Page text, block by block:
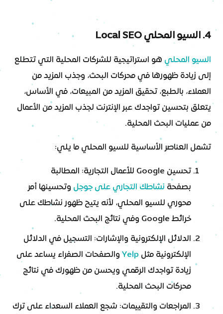
4. السيو المحلي Local SEO
السيو المحلي هو استراتيجية للشركات المحلية التي تتطلع
إلى زيادة ظهورها في محركات البحث، وجذب المزيد من
العملاء، بالطبع، تحقيق المزيد من المبيعات، في الأساس،
يتعلق بتحسين تواجدك عبر الإنترنت لجذب المزيد من الأعمال
من عمليات البحث المحلية.
تشمل العناصر الأساسية للسيو المحلي ما يلي:
تحسين Google للأعمال التجارية: المطالبة
بصفحة نشاطك التجاري على جوجل وتحسينها أمر
محوري للسيو المحلي، لأنه يتيح ظهور نشاطك على
خرائط Google وفي نتائج البحث المحلية.
الدلائل الإلكترونية والإشارات: التسجيل في الدلائل
الإلكترونية مثل Yelp والصفحات الصفراء يساعد على
زيادة تواجدك الرقمي ويحسن من ظهورك في نتائج
محركات البحث المحلية.
المراجعات والتقييمات: شجع العملاء السعداء على ترك